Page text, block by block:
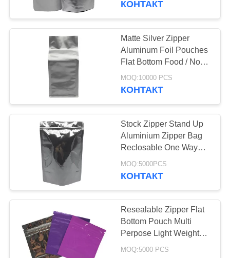
мешки
алюминиевой
фольги
20
бортовой мешок
gusset
20
10
КОНТАКТ
Matte Silver Zipper
Aluminum Foil Pouches
Flat Bottom Food / Non
Food Applications
MOQ:10000 PCS
КОНТАКТ
Stock Zipper Stand Up
Aluminium Zipper Bag
Reclosable One Way
Valve Waterproof
MOQ:5000PCS
КОНТАКТ
Resealable Zipper Flat
Bottom Pouch Multi
Perpose Light Weight
Non Toxic
MOQ:5000 PCS